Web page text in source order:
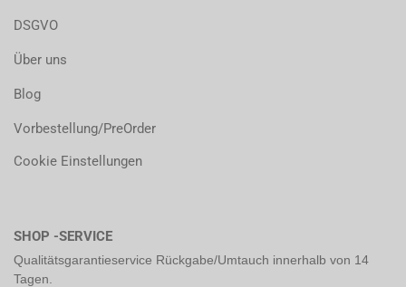
DSGVO
Über uns
Blog
Vorbestellung/PreOrder
Cookie Einstellungen
SHOP -SERVICE
Qualitätsgarantieservice Rückgabe/Umtauch innerhalb von 14
Tagen.